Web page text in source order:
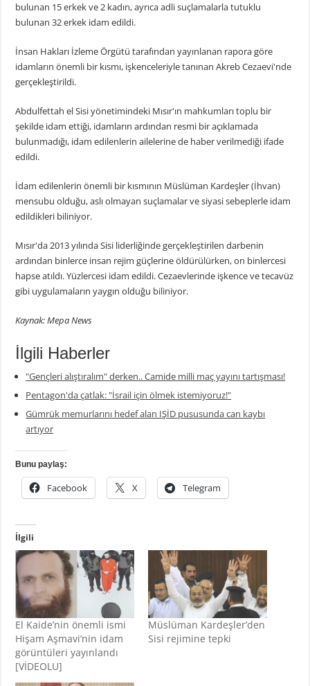
bulunan 15 erkek ve 2 kadın, ayrıca adli suçlamalarla tutuklu
bulunan 32 erkek idam edildi.
İnsan Hakları İzleme Örgütü tarafından yayınlanan rapora göre
idamların önemli bir kısmı, işkenceleriyle tanınan Akreb Cezaevi'nde
gerçekleştirildi.
Abdulfettah el Sisi yönetimindeki Mısır'ın mahkumları toplu bir
şekilde idam ettiği, idamların ardından resmi bir açıklamada
bulunmadığı, idam edilenlerin ailelerine de haber verilmediği ifade
edildi.
İdam edilenlerin önemli bir kısmının Müslüman Kardeşler (İhvan)
mensubu olduğu, aslı olmayan suçlamalar ve siyasi sebeplerle idam
edildikleri biliniyor.
Mısır'da 2013 yılında Sisi liderliğinde gerçekleştirilen darbenin
ardından binlerce insan rejim güçlerine öldürülürken, on binlercesi
hapse atıldı. Yüzlercesi idam edildi. Cezaevlerinde işkence ve tecavüz
gibi uygulamaların yaygın olduğu biliniyor.
Kaynak: Mepa News
İlgili Haberler
"Gençleri alıştıralım" derken.. Camide milli maç yayını tartışması!
Pentagon'da çatlak: "İsrail için ölmek istemiyoruz!"
Gümrük memurlarını hedef alan IŞİD pususunda can kaybı
artıyor
Bunu paylaş:
Facebook X Telegram
İlgili
El Kaide’nin önemli ismi
Hişam Aşmavi’nin idam
görüntüleri yayınlandı
[VİDEOLU]
Müslüman Kardeşler’den
Sisi rejimine tepki